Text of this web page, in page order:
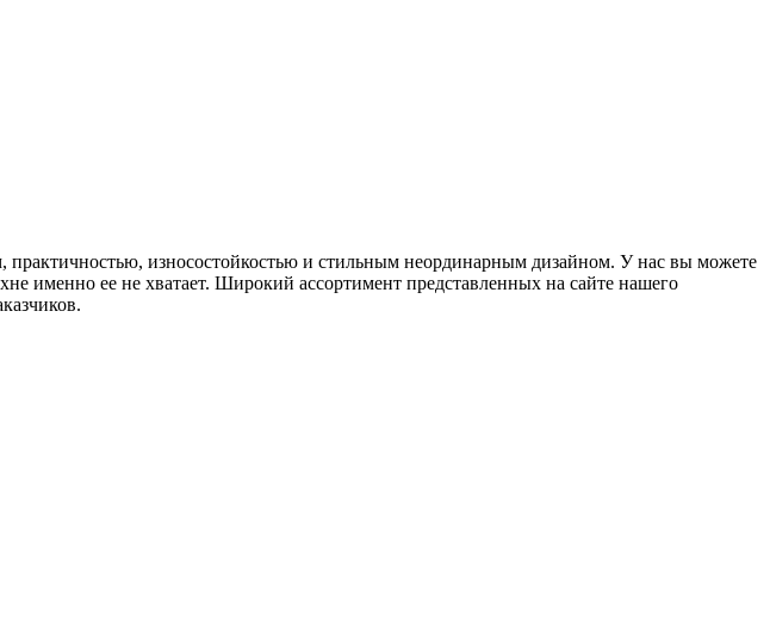
износостойкостью и стильным неординарным дизайном. У нас вы можете
именно ее не хватает. Широкий ассортимент представленных на сайте нашего